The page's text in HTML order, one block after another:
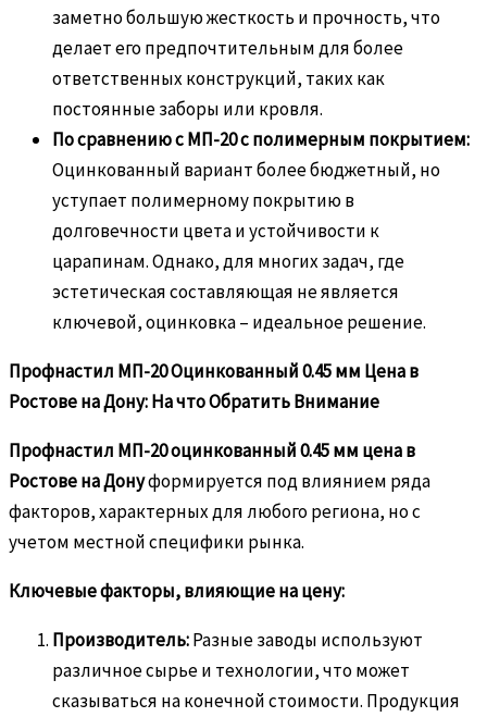
заметно большую жесткость и прочность, что
делает его предпочтительным для более
ответственных конструкций, таких как
постоянные заборы или кровля.
По сравнению с МП-20 с полимерным покрытием:
Оцинкованный вариант более бюджетный, но
уступает полимерному покрытию в
долговечности цвета и устойчивости к
царапинам. Однако, для многих задач, где
эстетическая составляющая не является
ключевой, оцинковка – идеальное решение.
Профнастил МП-20 Оцинкованный 0.45 мм Цена в
Ростове на Дону: На что Обратить Внимание
Профнастил МП-20 оцинкованный 0.45 мм цена в
Ростове на Донуформируется под влиянием ряда
факторов, характерных для любого региона, но с
учетом местной специфики рынка.
Ключевые факторы, влияющие на цену:
Производитель:Разные заводы используют
различное сырье и технологии, что может
сказываться на конечной стоимости. Продукция